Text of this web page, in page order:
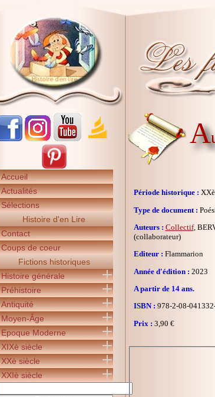
Accueil
Actualités
Sélections
Histoire d'en Lire
Contact
Coups de coeur
Fictions historiques
Histoire générale
Préhistoire
Antiquité
Moyen-Âge
Epoque Moderne
XIXè siècle
XXè siècle
XXIè siècle
A
Période historique :
Type de document :
Auteurs : Collectif,
(collaborateur)
Editeur : Flammarion
Année d'édition : 2023
A partir de 14 ans.
ISBN : 978-2-08-
Prix : 3,90 €